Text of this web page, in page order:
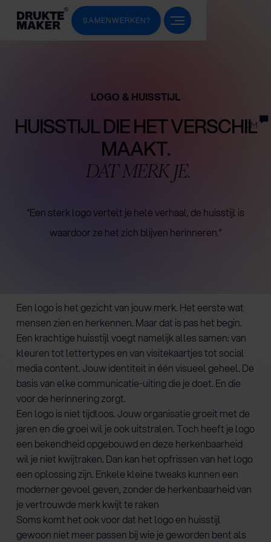
SAMENWERKEN?
LOGO & HUISSTIJL
HUISSTIJL DIE HET VERSCHIL
MAAKT.
DAT MERK JE.
“Een sterk logo vertelt je hele verhaal, de huisstijl is
waardoor ze het zich blijven herinneren.”
Een logo is het gezicht van jouw merk. Het eerste wat
mensen zien en herkennen. Maar dat is pas het begin.
Een krachtige huisstijl voegt namelijk alles samen: van
kleuren tot lettertypes en van visitekaartjes tot social
media content. Jouw identiteit in één visueel geheel. De
basis van elke communicatie-uiting die je doet. En die
voor de herinnering zorgt.
Een logo is niet tijdloos. Jouw organisatie groeit met de
jaren en die groei wil je ook uitstralen. Toch heeft je logo
een bekendheid opgebouwd en deze herkenbaarheid
wil je niet kwijtraken. Dan kan het opfrissen van het logo
een oplossing zijn. Enkele kleine tweaks kunnen een
moderner gevoel geven, zonder de herkenbaarheid van
je vertrouwde merk kwijt te raken
Soms komt het ook voor dat het logo en huisstijl
gewoon niet meer passen bij wie je geworden bent als